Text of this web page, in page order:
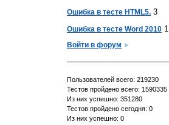
Ошибка в тесте HTML5. 3
Ошибка в тесте Word 2010 1
Войти в форум
Пользователей всего: 219230
Тестов пройдено всего: 1590335
Из них успешно: 351280
Тестов пройдено сегодня: 0
Из них успешно: 0